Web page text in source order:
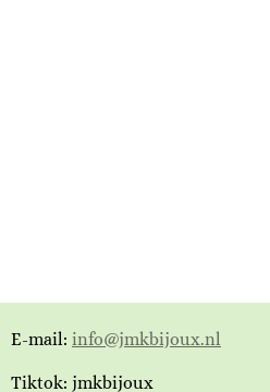
E-mail: info@jmkbijoux.nl
Tiktok: jmkbijoux